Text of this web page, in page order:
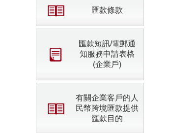
匯款條款
匯款短訊/電郵通
知服務申請表格
(企業戶)
有關企業客戶的人
民幣跨境匯款提供
匯款目的